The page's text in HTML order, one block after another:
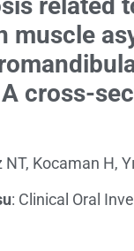
muscle
cross-
NT, Kocaman H,
: Clinical Oral